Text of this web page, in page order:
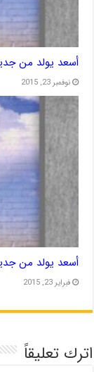
أسعد يولد من
نوفمبر 23, 2015
أسعد يولد من
فبراير 23, 2015
اترك تعليقاً